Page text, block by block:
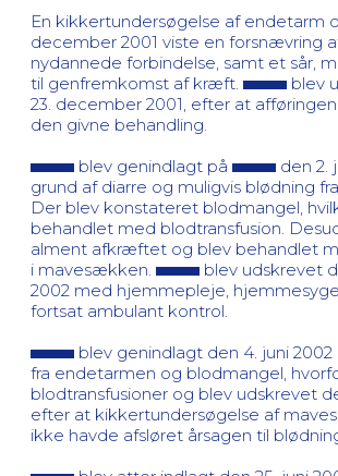
En kikkertundersøgelse af endetarm
december 2001 viste en forsnævring
nydannede forbindelse, samt et sår,
til genfremkomst af kræft.
blev
23. december 2001, efter at
den givne behandling.
blev genindlagt på
den 2.
grund af diarre og muligvis blødning
Der blev konstateret blodmangel,
behandlet med blodtransfusion.
alment afkræftet og blev behandlet
i mavesækken.
blev udskrevet
2002 med hjemmepleje,
fortsat ambulant kontrol.
blev genindlagt den 4. juni
fra endetarmen og blodmangel,
blodtransfusioner og blev udskrevet
efter at kikkertundersøgelse af
ikke havde afsløret årsagen til